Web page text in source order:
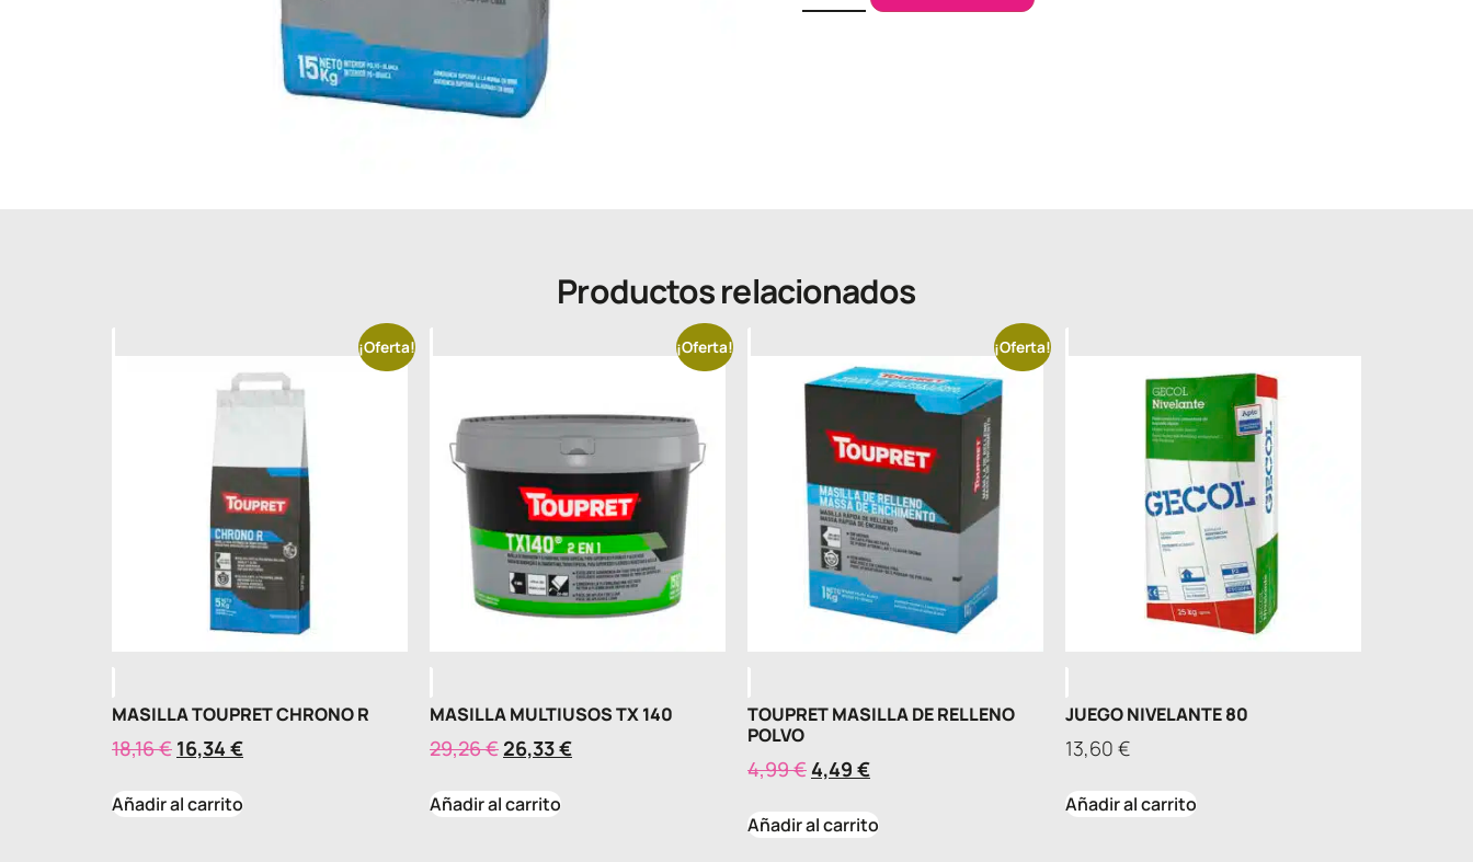
Productos relacionados
¡Oferta!
MASILLA TOUPRET CHRONO R
18,16€ 16,34 €
Añadir al carrito
¡Oferta!
MASILLA MULTIUSOS TX 140
29,26€ 26,33€
Añadir al carrito
¡Oferta!
TOUPRET MASILLA DE RELLENO
POLVO
4,99€ 4,49 €
Añadir al carrito
JUEGO NIVELANTE 80
13,60 €
Añadir al carrito